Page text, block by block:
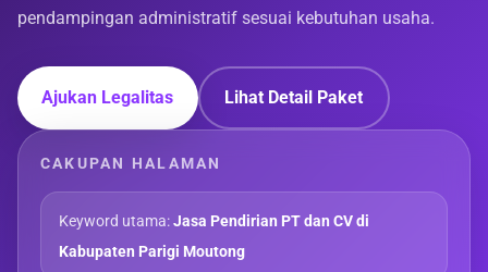
pendampingan administratif sesuai kebutuhan usaha.
Ajukan Legalitas Lihat Detail Paket
CAKUPAN HALAMAN
Keyword utama:Jasa Pendirian PT dan CV di
Kabupaten Parigi Moutong